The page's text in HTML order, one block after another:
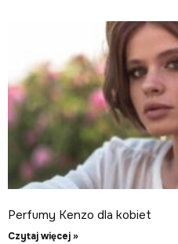
Perfumy Kenzo dla kobiet
Czytaj więcej »